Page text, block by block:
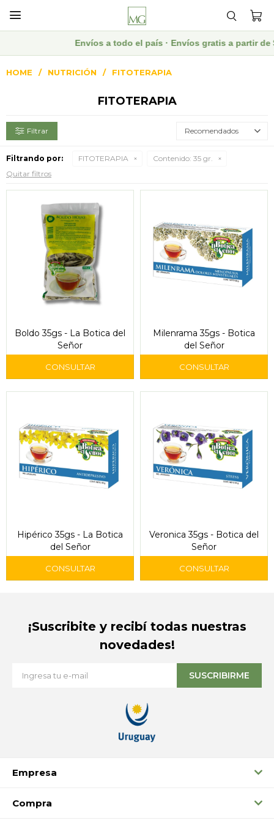

Envíos a todo el país · Envíos gratis a partir de
HOME NUTRICIÓN FITOTERAPIA
FITOTERAPIA
Recomendados
Filtrando por: FITOTERAPIA Contenido: 35 gr.
Quitar filtros
Boldo 35gs - La Botica del
Señor
Milenrama 35gs - Botica
del Señor
Hipérico 35gs - La Botica
del Señor
Veronica 35gs - Botica del
Señor
Empresa
Compra
¡Suscribite y recibí todas nuestras
novedades!
SUSCRIBIRME